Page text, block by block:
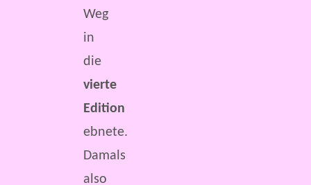
Weg
in
die
vierte
Edition
ebnete.
Damals
also